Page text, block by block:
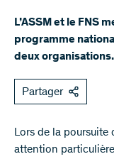
L’ASSM et le FNS
programme
deux organisations.
Partager
Lors de la
attention